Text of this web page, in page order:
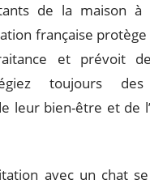
de la maison à
française
et prévoit
toujours des
leur bien-être et de
avec un chat